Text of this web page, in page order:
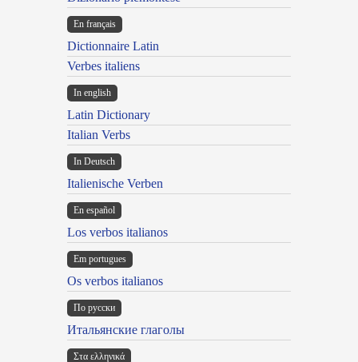
En français
Dictionnaire Latin
Verbes italiens
In english
Latin Dictionary
Italian Verbs
In Deutsch
Italienische Verben
En español
Los verbos italianos
Em portugues
Os verbos italianos
По русски
Итальянские глаголы
Στα ελληνικά